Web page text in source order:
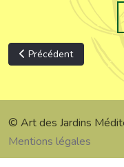
Article précédent :
Précédent
© Art des Jardins
Mentions légales